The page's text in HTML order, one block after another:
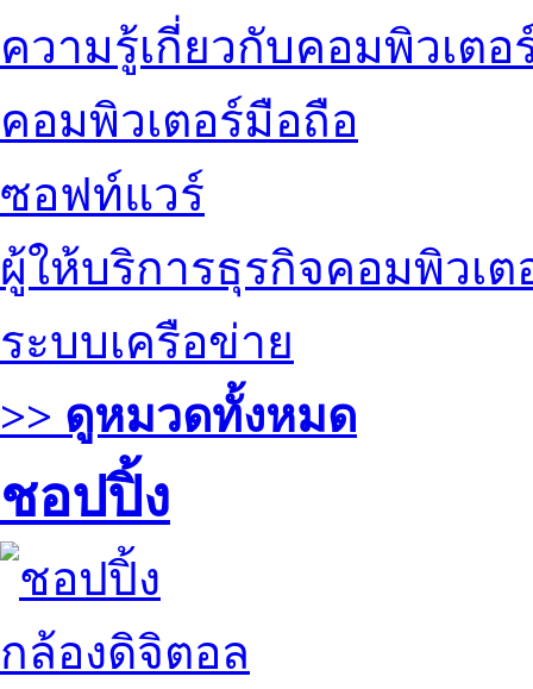
ความรู้เกี่ยวกับคอมพิวเตอ
คอมพิวเตอร์มือถือ
ซอฟท์แวร์
ผู้ให้บริการธุรกิจคอมพิวเต
ระบบเครือข่าย
>> ดูหมวดทั้งหมด
ชอปปิ้ง
กล้องดิจิตอล